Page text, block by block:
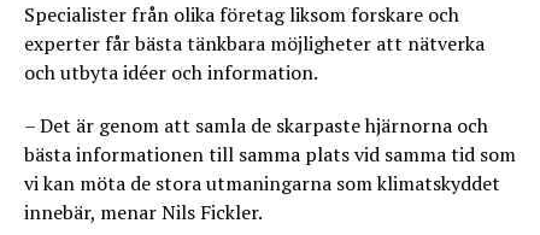
Specialister från olika företag liksom forskare och
experter får bästa tänkbara möjligheter att nätverka
och utbyta idéer och information.
– Det är genom att samla de skarpaste hjärnorna och
bästa informationen till samma plats vid samma tid som
vi kan möta de stora utmaningarna som klimatskyddet
innebär, menar Nils Fickler.